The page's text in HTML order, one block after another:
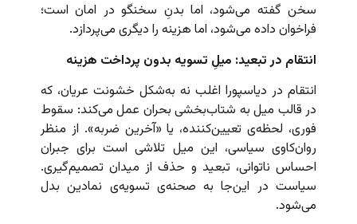
سخن گفته می‌شود، اما بدنِ سخنگو در امان است؛
فراخوان داده می‌شود، اما هزینه را دیگری می‌پردازد.
انتقام در تبعید: میلِ تسویه بدون پرداخت هزینه
انتقام در دیاسپورا اغلب نه به‌شکل خشونت عریان، که
در قالب میل به شتاب‌بخشی بحران عمل می‌کند: سقوط
فوری، لحظه‌ی تعیین‌کننده، یا «آخرین ضربه». از منظر
روان‌کاوی سیاسی، این میل تلاشی است برای جبران
احساس ناتوانی، تبعید و حذف از میدان تصمیم‌گیری.
سیاست در این‌جا به صحنه‌ی تسویه‌ی نمادین بدل
می‌شود.